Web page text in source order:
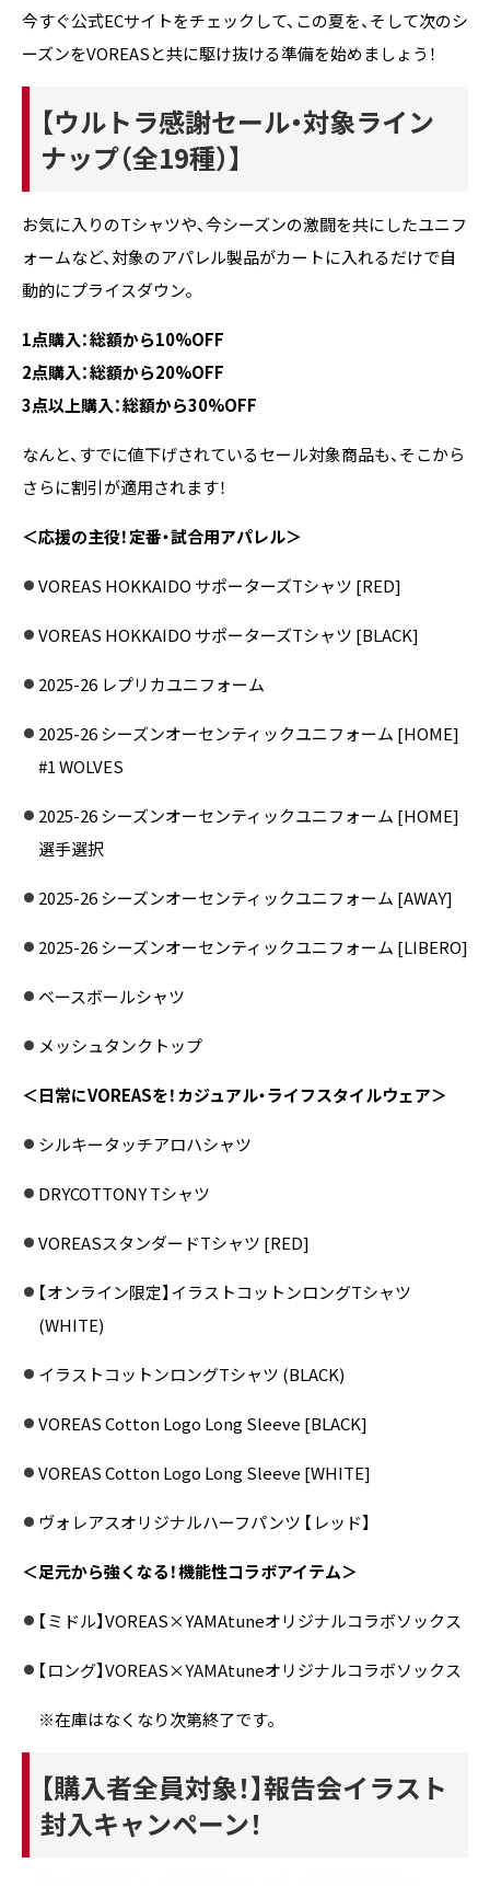
今すぐ公式ECサイトをチェックして、この夏を、そして次のシ
ーズンをVOREASと共に駆け抜ける準備を始めましょう！
【ウルトラ感謝セール・対象ライン
ナップ（全19種）】
お気に入りのTシャツや、今シーズンの激闘を共にしたユニフ
ォームなど、対象のアパレル製品がカートに入れるだけで自
動的にプライスダウン。
1点購入：総額から10%OFF
2点購入：総額から20%OFF
3点以上購入：総額から30%OFF
なんと、すでに値下げされているセール対象商品も、そこから
さらに割引が適用されます！
＜応援の主役！定番・試合用アパレル＞
VOREAS HOKKAIDO サポーターズTシャツ [RED]
VOREAS HOKKAIDO サポーターズTシャツ [BLACK]
2025-26 レプリカユニフォーム
2025-26 シーズンオーセンティックユニフォーム [HOME]
#1 WOLVES
2025-26 シーズンオーセンティックユニフォーム [HOME]
選手選択
2025-26 シーズンオーセンティックユニフォーム [AWAY]
2025-26 シーズンオーセンティックユニフォーム [LIBERO]
ベースボールシャツ
メッシュタンクトップ
＜日常にVOREASを！カジュアル・ライフスタイルウェア＞
シルキータッチアロハシャツ
DRYCOTTONY Tシャツ
VOREASスタンダードTシャツ [RED]
【オンライン限定】イラストコットンロングTシャツ
(WHITE)
イラストコットンロングTシャツ (BLACK)
VOREAS Cotton Logo Long Sleeve [BLACK]
VOREAS Cotton Logo Long Sleeve [WHITE]
ヴォレアスオリジナルハーフパンツ 【レッド】
＜足元から強くなる！機能性コラボアイテム＞
【ミドル】VOREAS×YAMAtuneオリジナルコラボソックス
【ロング】VOREAS×YAMAtuneオリジナルコラボソックス
※在庫はなくなり次第終了です。
【購入者全員対象！】報告会イラスト
封入キャンペーン！